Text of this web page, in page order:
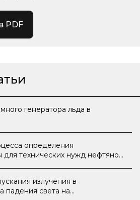
PDF
генератора льда в
определения
для технических нужд нефтяной
излучения в
падения света на